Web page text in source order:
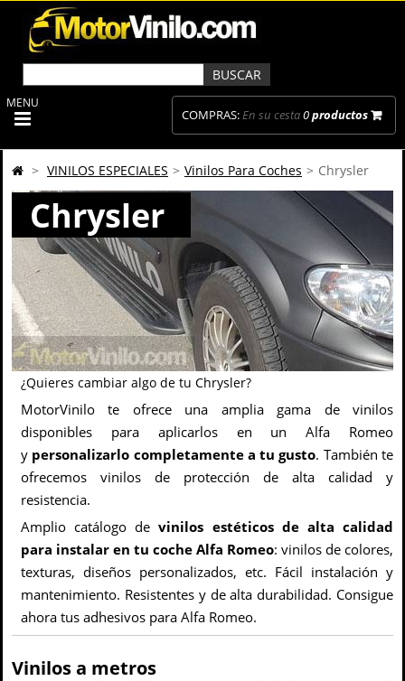
COMPRAS:En su cesta0productos
MENU
> VINILOS ESPECIALES > Vinilos Para Coches > Chrysler
Chrysler
¿Quieres cambiar algo de tu Chrysler?
MotorVinilo te ofrece una amplia gama de vinilos
disponibles para aplicarlos en un Alfa Romeo
y personalizarlo completamente a tu gusto. También te
ofrecemos vinilos de protección de alta calidad y
resistencia.
Amplio catálogo devinilos estéticos de alta calidad
para instalar en tu coche Alfa Romeo: vinilos de colores,
texturas, diseños personalizados, etc. Fácil instalación y
mantenimiento. Resistentes y de alta durabilidad. Consigue
ahora tus adhesivos para Alfa Romeo.
Vinilos a metros